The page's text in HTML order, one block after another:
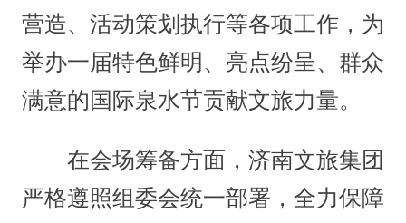
营造、活动策划执行等各项工作，为
举办一届特色鲜明、亮点纷呈、群众
满意的国际泉水节贡献文旅力量。
在会场筹备方面，济南文旅集团
严格遵照组委会统一部署，全力保障